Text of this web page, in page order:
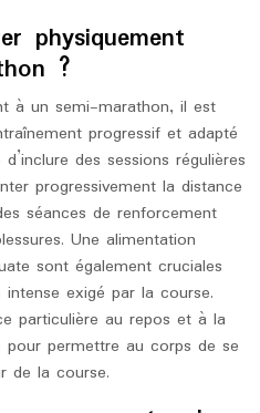
physiquement
?
à un semi-marathon, il est
progressif et adapté
des sessions régulières
progressivement la distance
séances de renforcement
Une alimentation
sont également cruciales
exigé par la course.
particulière au repos et à la
pour permettre au corps de se
de la course.